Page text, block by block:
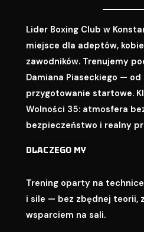
Lider Boxing Club w
miejsce dla adeptów,
zawodników. Trenujemy
Damiana Piaseckiego —
przygotowanie startowe.
Wolności 35: atmosfera
bezpieczeństwo i realny
DLACZEGO MY
Trening oparty na
i sile — bez zbędnej teorii,
wsparciem na sali.